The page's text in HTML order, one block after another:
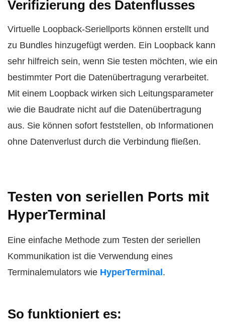
Verifizierung des Datenflusses
Virtuelle Loopback-Seriellports können erstellt und
zu Bundles hinzugefügt werden. Ein Loopback kann
sehr hilfreich sein, wenn Sie testen möchten, wie ein
bestimmter Port die Datenübertragung verarbeitet.
Mit einem Loopback wirken sich Leitungsparameter
wie die Baudrate nicht auf die Datenübertragung
aus. Sie können sofort feststellen, ob Informationen
ohne Datenverlust durch die Verbindung fließen.
Testen von seriellen Ports mit
HyperTerminal
Eine einfache Methode zum Testen der seriellen
Kommunikation ist die Verwendung eines
Terminalemulators wie HyperTerminal.
So funktioniert es: